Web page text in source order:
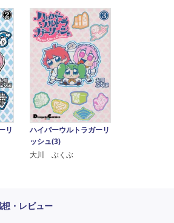
リ
ハイパーウルトラガーリ
ッシュ(3)
大川 ぶくぶ
想・レビュー